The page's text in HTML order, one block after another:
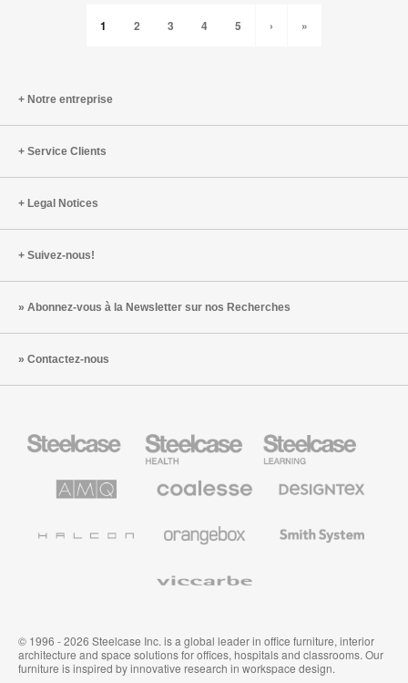
1 2 3 4 5 › »
Notre entreprise
Service Clients
Legal Notices
Suivez-nous!
Abonnez-vous à la Newsletter sur nos Recherches
Contactez-nous
Health
Mobilier
pour
secteur
Solutions
Mobilier
Premium
Textiles
Muraux
System
© 1996 - 2026 Steelcase Inc. is a global leader in office furniture, interior
architecture and space solutions for offices, hospitals and classrooms. Our
furniture is inspired by innovative research in workspace design.